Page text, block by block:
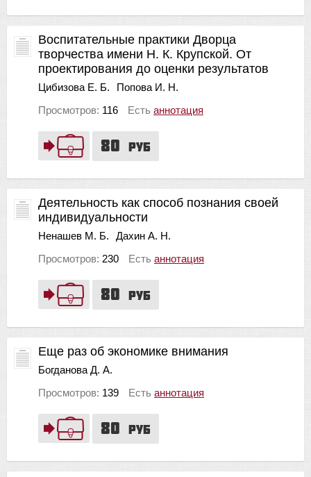
80 руб
Воспитательные практики Дворца
творчества имени Н. К. Крупской. От
проектирования до оценки результатов
Цибизова Е. Б.
Попова И. Н.
Просмотров: 116 Есть аннотация
80 руб
Деятельность как способ познания своей
индивидуальности
Ненашев М. Б.
Дахин А. Н.
Просмотров: 230 Есть аннотация
80 руб
Еще раз об экономике внимания
Богданова Д. А.
Просмотров: 139 Есть аннотация